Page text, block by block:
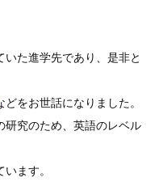
た進学先であり、是非と
どをお世話になりました。
研究のため、英語のレベル
ます。